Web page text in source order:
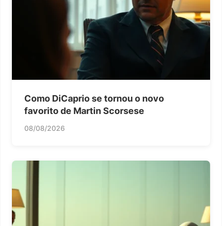
Como DiCaprio se tornou o novo
favorito de Martin Scorsese
08/08/2026